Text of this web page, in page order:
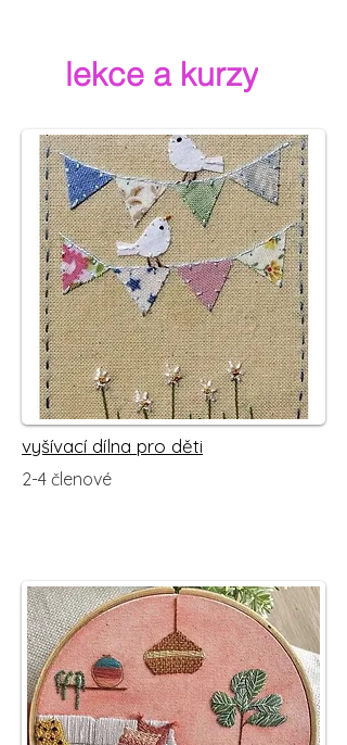
lekce a kurzy
vyšívací dílna pro děti
2-4 členové